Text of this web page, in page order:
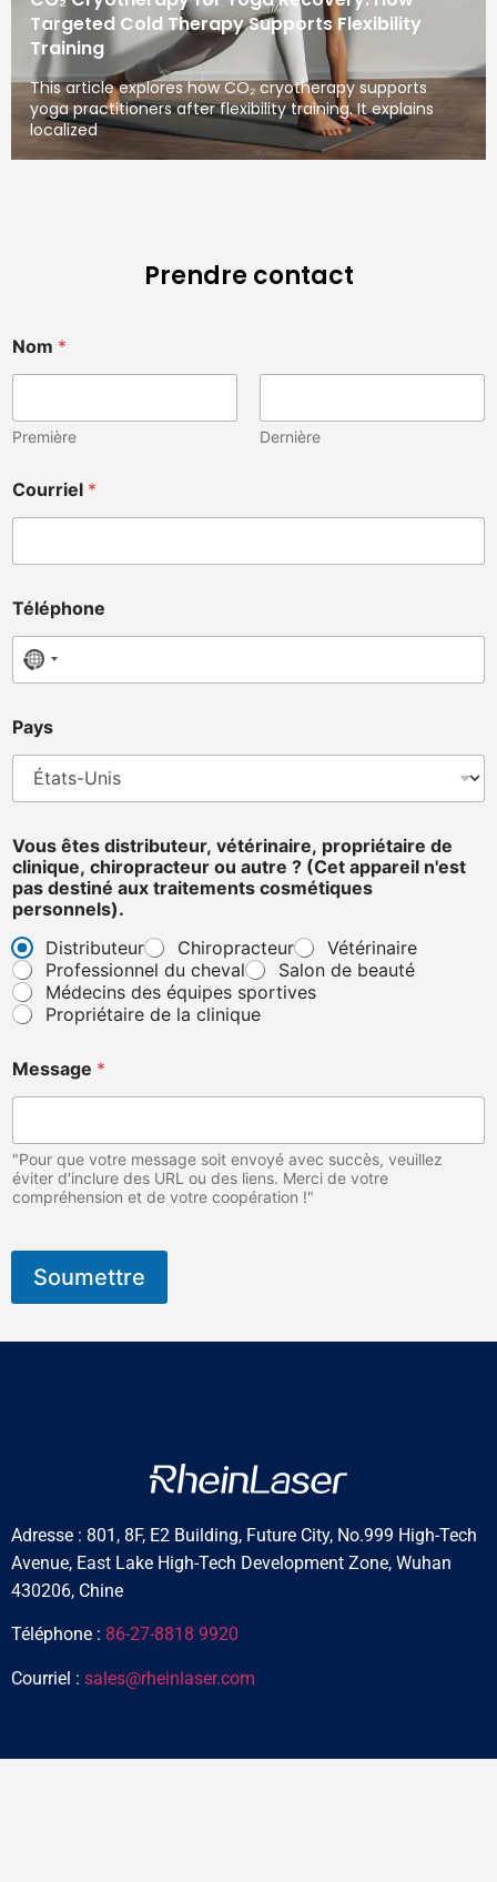
Targeted Cold Therapy Supports Flexibility
Training
This article explores how CO₂ cryotherapy supports
yoga practitioners after flexibility training. It explains
localized
Prendre contact
Nom *
Première Dernière
Courriel *
Téléphone
No country selected
Pays
A
r
e
*
Vous êtes distributeur, vétérinaire, propriétaire de
clinique, chiropracteur ou autre ? (Cet appareil n'est
pas destiné aux traitements cosmétiques
personnels).
Distributeur
Chiropracteur
Vétérinaire
Professionnel du cheval
Salon de beauté
Médecins des équipes sportives
Propriétaire de la clinique
Message *
"Pour que votre message soit envoyé avec succès, veuillez
éviter d'inclure des URL ou des liens. Merci de votre
compréhension et de votre coopération !"
Soumettre
Adresse : 801, 8F, E2 Building, Future City, No.999 High-Tech
Avenue, East Lake High-Tech Development Zone, Wuhan
430206, Chine
Téléphone : 86-27-8818 9920
Courriel : sales@rheinlaser.com
Accueil A propos de